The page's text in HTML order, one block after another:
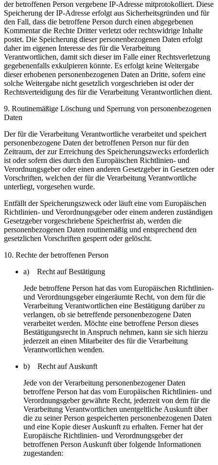
der betroffenen Person vergebene IP-Adresse mitprotokolliert. Diese
Speicherung der IP-Adresse erfolgt aus Sicherheitsgründen und für
den Fall, dass die betroffene Person durch einen abgegebenen
Kommentar die Rechte Dritter verletzt oder rechtswidrige Inhalte
postet. Die Speicherung dieser personenbezogenen Daten erfolgt
daher im eigenen Interesse des für die Verarbeitung
Verantwortlichen, damit sich dieser im Falle einer Rechtsverletzung
gegebenenfalls exkulpieren könnte. Es erfolgt keine Weitergabe
dieser erhobenen personenbezogenen Daten an Dritte, sofern eine
solche Weitergabe nicht gesetzlich vorgeschrieben ist oder der
Rechtsverteidigung des für die Verarbeitung Verantwortlichen dient.
9. Routinemäßige Löschung und Sperrung von personenbezogenen
Daten
Der für die Verarbeitung Verantwortliche verarbeitet und speichert
personenbezogene Daten der betroffenen Person nur für den
Zeitraum, der zur Erreichung des Speicherungszwecks erforderlich
ist oder sofern dies durch den Europäischen Richtlinien- und
Verordnungsgeber oder einen anderen Gesetzgeber in Gesetzen oder
Vorschriften, welchen der für die Verarbeitung Verantwortliche
unterliegt, vorgesehen wurde.
Entfällt der Speicherungszweck oder läuft eine vom Europäischen
Richtlinien- und Verordnungsgeber oder einem anderen zuständigen
Gesetzgeber vorgeschriebene Speicherfrist ab, werden die
personenbezogenen Daten routinemäßig und entsprechend den
gesetzlichen Vorschriften gesperrt oder gelöscht.
10. Rechte der betroffenen Person
a) Recht auf Bestätigung
Jede betroffene Person hat das vom Europäischen Richtlinien-
und Verordnungsgeber eingeräumte Recht, von dem für die
Verarbeitung Verantwortlichen eine Bestätigung darüber zu
verlangen, ob sie betreffende personenbezogene Daten
verarbeitet werden. Möchte eine betroffene Person dieses
Bestätigungsrecht in Anspruch nehmen, kann sie sich hierzu
jederzeit an einen Mitarbeiter des für die Verarbeitung
Verantwortlichen wenden.
b) Recht auf Auskunft
Jede von der Verarbeitung personenbezogener Daten
betroffene Person hat das vom Europäischen Richtlinien- und
Verordnungsgeber gewährte Recht, jederzeit von dem für die
Verarbeitung Verantwortlichen unentgeltliche Auskunft über
die zu seiner Person gespeicherten personenbezogenen Daten
und eine Kopie dieser Auskunft zu erhalten. Ferner hat der
Europäische Richtlinien- und Verordnungsgeber der
betroffenen Person Auskunft über folgende Informationen
zugestanden: